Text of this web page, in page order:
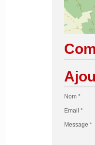
Nom *
Email *
Message *